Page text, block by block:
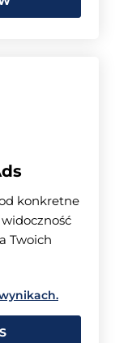
konkretne
Twoich